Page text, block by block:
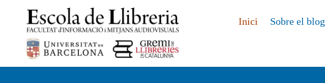
contingut
Inici Sobre el blog